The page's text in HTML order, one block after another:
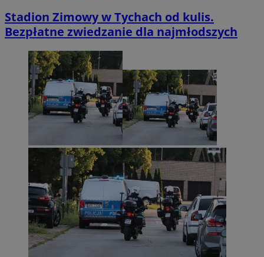
Stadion Zimowy w Tychach od kulis.
Bezpłatne zwiedzanie dla najmłodszych